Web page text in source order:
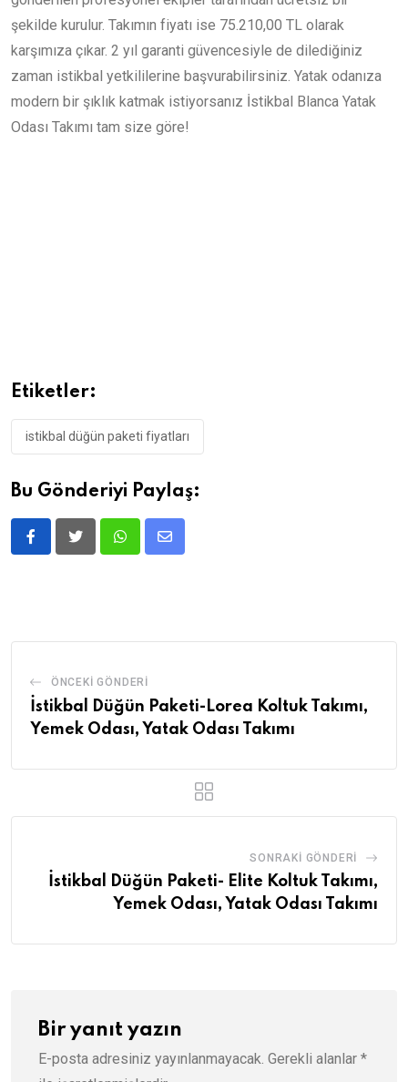
şekilde kurulur. Takımın fiyatı ise 75.210,00 TL olarak
karşımıza çıkar. 2 yıl garanti güvencesiyle de dilediğiniz
zaman istikbal yetkililerine başvurabilirsiniz. Yatak odanıza
modern bir şıklık katmak istiyorsanız İstikbal Blanca Yatak
Odası Takımı tam size göre!
Etiketler:
istikbal düğün paketi fiyatları
Bu Gönderiyi Paylaş:
ÖNCEKI GÖNDERI
İstikbal Düğün Paketi-Lorea Koltuk Takımı,
Yemek Odası, Yatak Odası Takımı
SONRAKI GÖNDERI
İstikbal Düğün Paketi- Elite Koltuk Takımı,
Yemek Odası, Yatak Odası Takımı
Bir yanıt yazın
E-posta adresiniz yayınlanmayacak. Gerekli alanlar *